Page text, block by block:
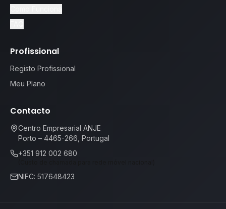
Profissional
Registo Profissional
Meu Plano
Contacto
Centro Empresarial ANJE
Porto – 4465-266, Portugal
+351 912 002 680
NIFC: 517648423